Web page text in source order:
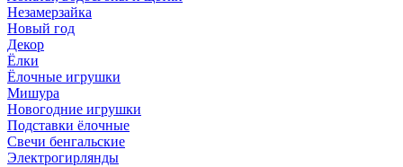
Незамерзайка
Новый год
Декор
Ёлки
Ёлочные игрушки
Мишура
Новогодние игрушки
Подставки ёлочные
Свечи бенгальские
Электрогирлянды